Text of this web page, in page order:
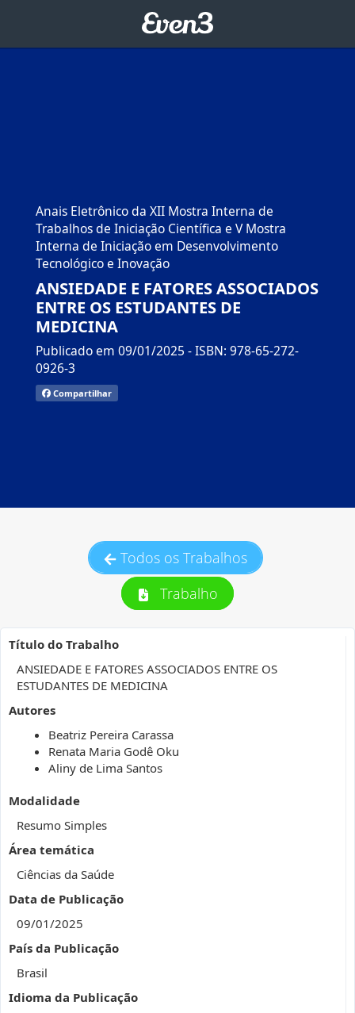
Anais Eletrônico da XII Mostra Interna de
Trabalhos de Iniciação Científica e V Mostra
Interna de Iniciação em Desenvolvimento
Tecnológico e Inovação
ANSIEDADE E FATORES ASSOCIADOS
ENTRE OS ESTUDANTES DE
MEDICINA
Publicado em 09/01/2025 - ISBN: 978-65-272-
0926-3
Compartilhar
Todos os Trabalhos
Trabalho
Título do Trabalho
ANSIEDADE E FATORES ASSOCIADOS ENTRE OS
ESTUDANTES DE MEDICINA
Autores
Beatriz Pereira Carassa
Renata Maria Godê Oku
Aliny de Lima Santos
Modalidade
Resumo Simples
Área temática
Ciências da Saúde
Data de Publicação
09/01/2025
País da Publicação
Brasil
Idioma da Publicação